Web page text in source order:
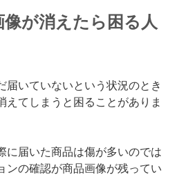
が消えたら困る人
届いていないという状況のとき
えてしまうと困ることがありま
に届いた商品は傷が多いのでは
ンの確認が商品画像が残ってい